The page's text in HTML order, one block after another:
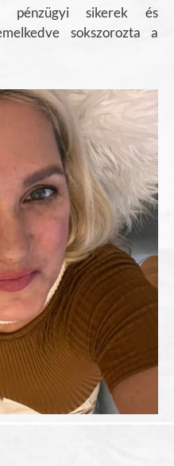
sikerek és
sokszorozta a